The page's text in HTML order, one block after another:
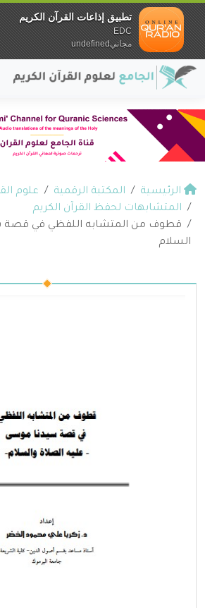
الرئيسية المكتبة الرقمية
علوم
المتشابهات لحفظ القرآن الكريم
قطوف من المتشابه اللفظي في قصة
السلام
تطبيق إذاعات القرآن الكريم
EDC
مجانيundefined